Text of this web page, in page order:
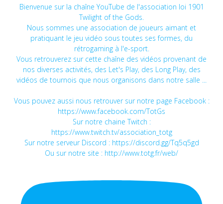
Bienvenue sur la chaîne YouTube de l'association loi 1901
Twilight of the Gods.
Nous sommes une association de joueurs aimant et
pratiquant le jeu vidéo sous toutes ses formes, du
rétrogaming à l'e-sport.
Vous retrouverez sur cette chaîne des vidéos provenant de
nos diverses activités, des Let's Play, des Long Play, des
vidéos de tournois que nous organisons dans notre salle ...
Vous pouvez aussi nous retrouver sur notre page Facebook :
https://www.facebook.com/TotGs
Sur notre chaine Twitch :
https://www.twitch.tv/association_totg
Sur notre serveur Discord : https://discord.gg/Tq5q5gd
Ou sur notre site : http://www.totg.fr/web/